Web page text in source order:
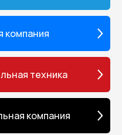
компания
техника
компания